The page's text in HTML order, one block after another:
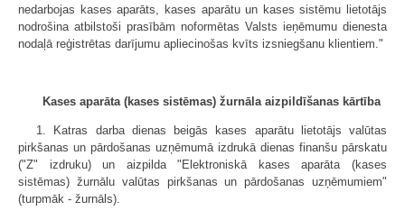
nedarbojas kases aparāts, kases aparātu un kases sistēmu lietotājs
nodrošina atbilstoši prasībām noformētas Valsts ieņēmumu dienesta
nodaļā reģistrētas darījumu apliecinošas kvīts izsniegšanu klientiem."
Kases aparāta (kases sistēmas) žurnāla aizpildīšanas kārtība
1. Katras darba dienas beigās kases aparātu lietotājs valūtas
pirkšanas un pārdošanas uzņēmumā izdrukā dienas finanšu pārskatu
("Z" izdruku) un aizpilda "Elektroniskā kases aparāta (kases
sistēmas) žurnālu valūtas pirkšanas un pārdošanas uzņēmumiem"
(turpmāk - žurnāls).